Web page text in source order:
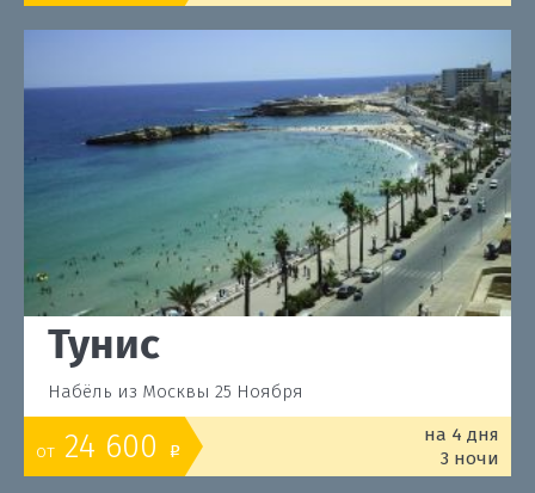
Тунис
Набёль из Москвы 25 Ноября
от 24 600 o
на 4 дня
3 ночи